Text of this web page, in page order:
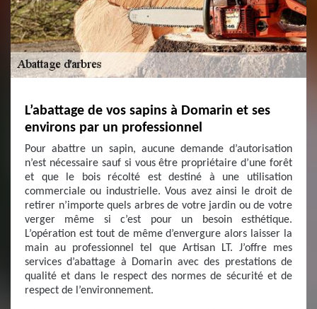
L’abattage de vos sapins à Domarin et ses
environs par un professionnel
Pour abattre un sapin, aucune demande d’autorisation
n’est nécessaire sauf si vous être propriétaire d’une forêt
et que le bois récolté est destiné à une utilisation
commerciale ou industrielle. Vous avez ainsi le droit de
retirer n’importe quels arbres de votre jardin ou de votre
verger même si c’est pour un besoin esthétique.
L’opération est tout de même d’envergure alors laisser la
main au professionnel tel que Artisan LT. J’offre mes
services d’abattage à Domarin avec des prestations de
qualité et dans le respect des normes de sécurité et de
respect de l’environnement.